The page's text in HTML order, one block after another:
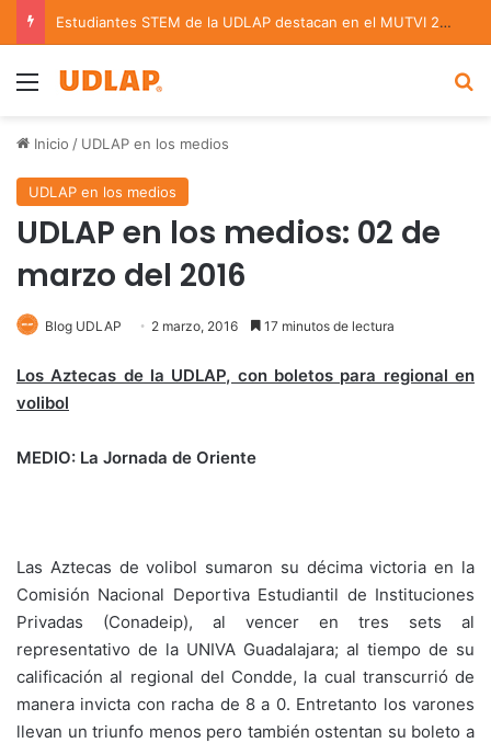
La UDLAP reúne a expertos para analizar los retos de la administración pública municipal
Menu
Inicio / UDLAP en los medios
UDLAP en los medios
UDLAP en los medios: 02 de
marzo del 2016
Blog UDLAP 2 marzo, 2016 17 minutos de lectura
Los Aztecas de la UDLAP, con boletos para regional en
volibol
MEDIO: La Jornada de Oriente
Las Aztecas de volibol sumaron su décima victoria en la
Comisión Nacional Deportiva Estudiantil de Instituciones
Privadas (Conadeip), al vencer en tres sets al
representativo de la UNIVA Guadalajara; al tiempo de su
calificación al regional del Condde, la cual transcurrió de
manera invicta con racha de 8 a 0. Entretanto los varones
llevan un triunfo menos pero también ostentan su boleto a